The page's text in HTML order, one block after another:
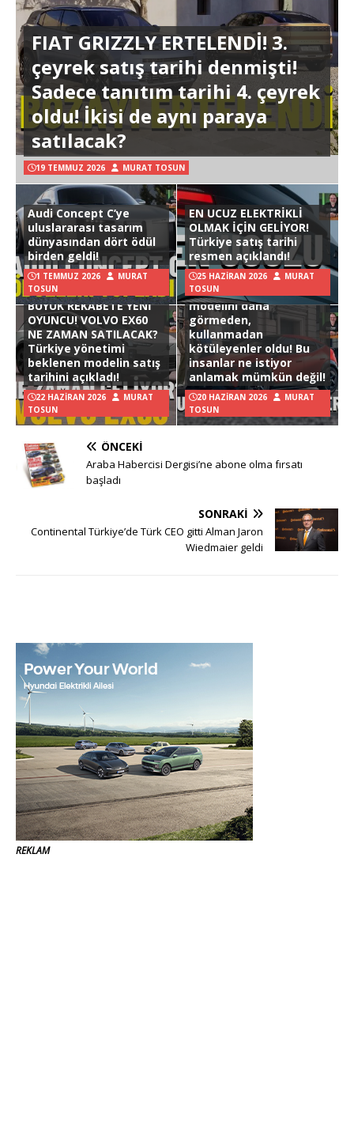
FIAT GRIZZLY ERTELENDİ! 3.
çeyrek satış tarihi denmişti!
Sadece tanıtım tarihi 4. çeyrek
oldu! İkisi de aynı paraya
satılacak?
19 TEMMUZ 2026 MURAT TOSUN
Audi Concept C’ye
uluslararası tasarım
dünyasından dört ödül
birden geldi!
1 TEMMUZ 2026
MURAT
TOSUN
EN UCUZ ELEKTRİKLİ
OLMAK İÇİN GELİYOR!
Türkiye satış tarihi
resmen açıklandı!
25 HAZIRAN 2026
MURAT
TOSUN
BÜYÜK REKABETE YENİ
OYUNCU! VOLVO EX60
NE ZAMAN SATILACAK?
Türkiye yönetimi
beklenen modelin satış
tarihini açıkladı!
22 HAZIRAN 2026
MURAT
TOSUN
Hyundai Ioniq 3
modelini daha
görmeden,
kullanmadan
kötüleyenler oldu! Bu
insanlar ne istiyor
anlamak mümkün değil!
20 HAZIRAN 2026
MURAT
TOSUN
ÖNCEKI
Araba Habercisi Dergisi’ne abone olma fırsatı
başladı
SONRAKI
Continental Türkiye’de Türk CEO gitti Alman Jaron
Wiedmaier geldi
REKLAM